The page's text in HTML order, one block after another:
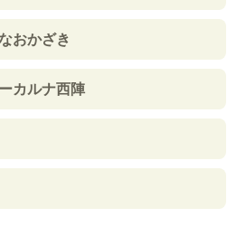
おかざき
カルナ西陣